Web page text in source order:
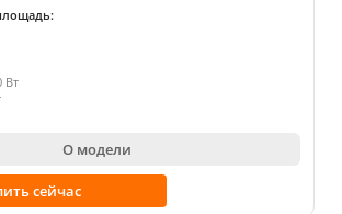
Вт
О модели
сейчас